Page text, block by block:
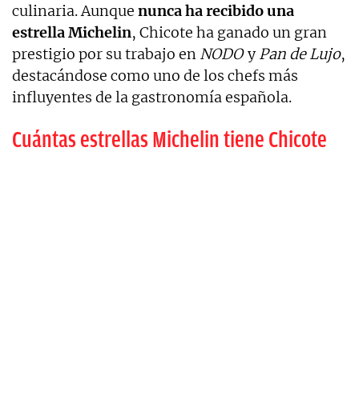
culinaria. Aunque nunca ha recibido una
estrella Michelin, Chicote ha ganado un gran
prestigio por su trabajo en NODOyPan de Lujo,
destacándose como uno de los chefs más
influyentes de la gastronomía española.
⁠Cuántas estrellas Michelin tiene Chicote